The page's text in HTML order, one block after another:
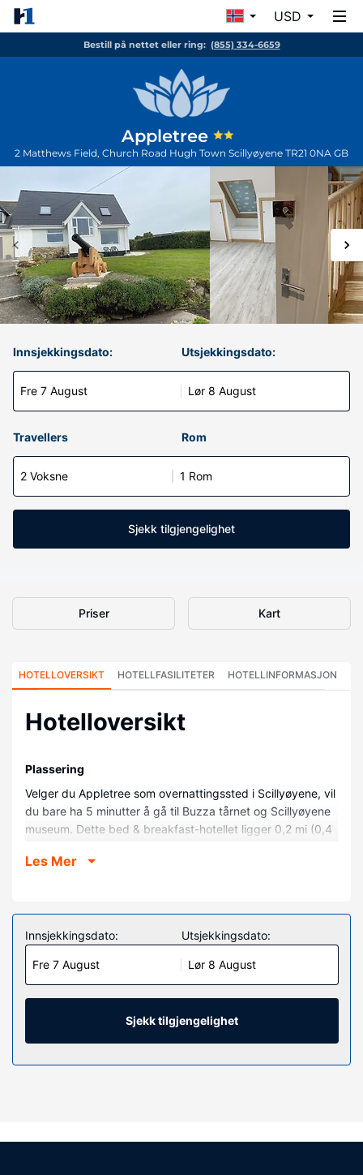
USD
Bestill på nettet eller ring: (855) 334-6659
Appletree
2 Matthews Field, Church Road Hugh Town Scillyøyene TR21 0NA GB
Innsjekkingsdato:
Fre 7 August
Utsjekkingsdato:
Lør 8 August
Travellers Rom
2 Voksne 1 Rom
Sjekk tilgjengelighet
Priser Kart
HOTELLOVERSIKT HOTELLFASILITETER HOTELLINFORMASJON
Hotelloversikt
Plassering
Velger du Appletree som overnattingssted i Scillyøyene, vil
du bare ha 5 minutter å gå til Buzza tårnet og Scillyøyene
museum. Dette bed & breakfast-hotellet ligger 0,2 mi (0,4
Mellon.
Føl deg som hjemme i et av de 2 gjesterommene.
Fasiliteter på eiendommen
Dette bed & breakfast-hotellet er et røykfritt
overnattingssted som tilbyr snorkling i nærheten.
Les Mer
Innsjekkingsdato:
Fre 7 August
Utsjekkingsdato:
Lør 8 August
Sjekk tilgjengelighet